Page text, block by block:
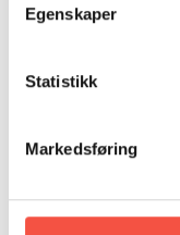
Egenskaper
Statistikk
Markedsføring